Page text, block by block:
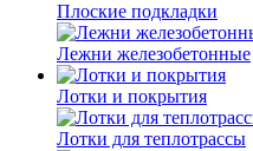
Плоские подкладки
Лежни железобетонные
Лотки и покрытия
Лотки для теплотрассы